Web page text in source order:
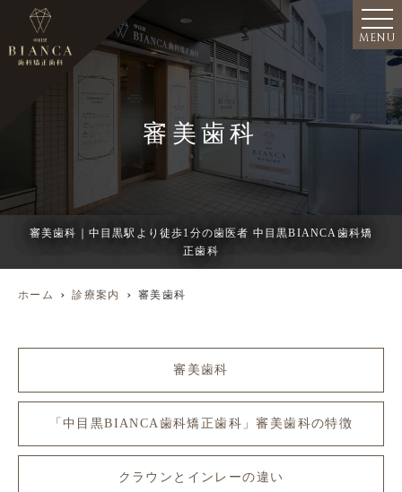
MENU
審美歯科
審美歯科｜中目黒駅より徒歩1分の歯医者 中目黒BIANCA歯科矯
正歯科
ホーム 診療案内 審美歯科
審美歯科
「中目黒BIANCA歯科矯正歯科」審美歯科の特徴
クラウンとインレーの違い